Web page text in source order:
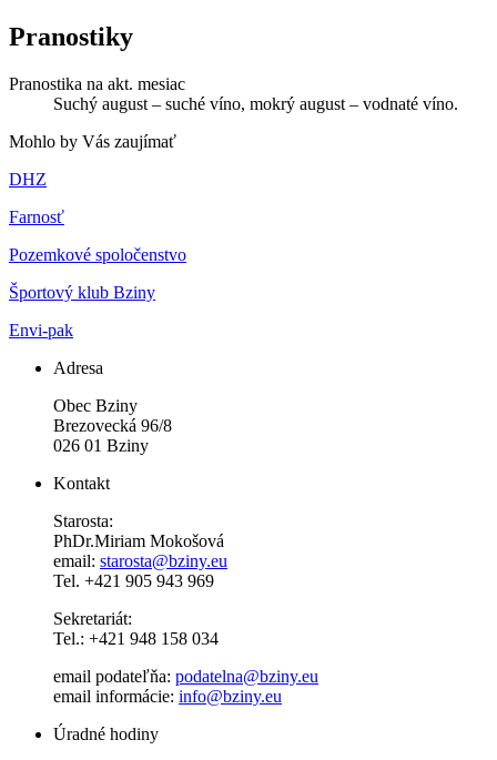
Pranostiky
Pranostika na akt. mesiac
Suchý august – suché víno, mokrý august – vodnaté víno.
Mohlo by Vás zaujímať
DHZ
Farnosť
Pozemkové spoločenstvo
Športový klub Bziny
Envi-pak
Adresa
Obec Bziny
Brezovecká 96/8
026 01 Bziny
Kontakt
Starosta:
PhDr.Miriam Mokošová
email: starosta@bziny.eu
Tel. +421 905 943 969
Sekretariát:
Tel.: +421 948 158 034
email podateľňa: podatelna@bziny.eu
email informácie: info@bziny.eu
Úradné hodiny